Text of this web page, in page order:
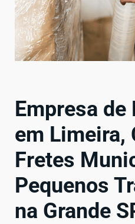
Empresa de
em Limeira,
Fretes
Pequenos
na Grande